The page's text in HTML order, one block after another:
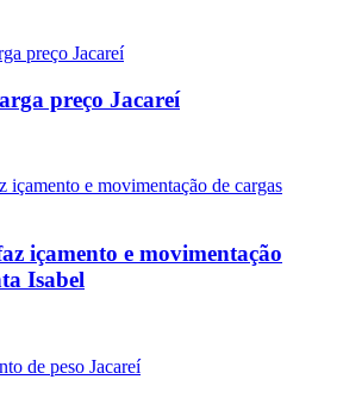
preço Jacareí
içamento e movimentação
Isabel